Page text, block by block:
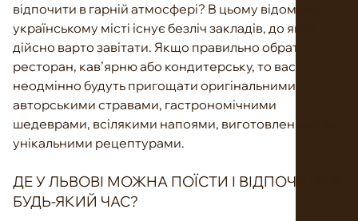
відпочити в гарній атмосфері? В цьому відомому
українському місті існує безліч закладів, до яких
дійсно варто завітати. Якщо правильно обрати
ресторан, кав’ярню або кондитерську, то вас
неодмінно будуть пригощати оригінальними
авторськими стравами, гастрономічними
шедеврами, всілякими напоями, виготовленими за
унікальними рецептурами.
ДЕ У ЛЬВОВІ МОЖНА ПОЇСТИ І ВІДПОЧИТИ В
БУДЬ-ЯКИЙ ЧАС?